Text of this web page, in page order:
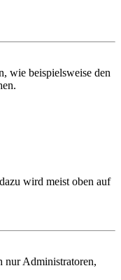
wie beispielsweise den
wird meist oben auf
nur Administratoren,